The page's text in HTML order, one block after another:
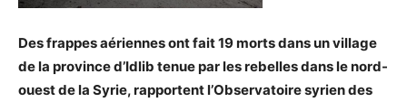
Des frappes aériennes ont fait 19 morts dans un village
de la province d’Idlib tenue par les rebelles dans le nord-
ouest de la Syrie, rapportent l’Observatoire syrien des